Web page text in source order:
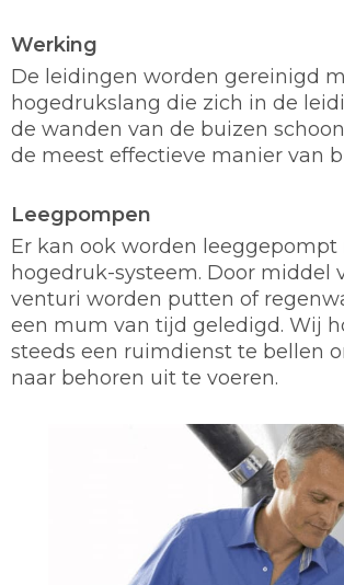
Werking
De leidingen worden gereinigd
hogedrukslang die zich in de
de wanden van de buizen
de meest effectieve manier van
Leegpompen
Er kan ook worden
hogedruk-systeem. Door middel
venturi worden putten of
een mum van tijd geledigd. Wij
steeds een ruimdienst te bellen
naar behoren uit te voeren.